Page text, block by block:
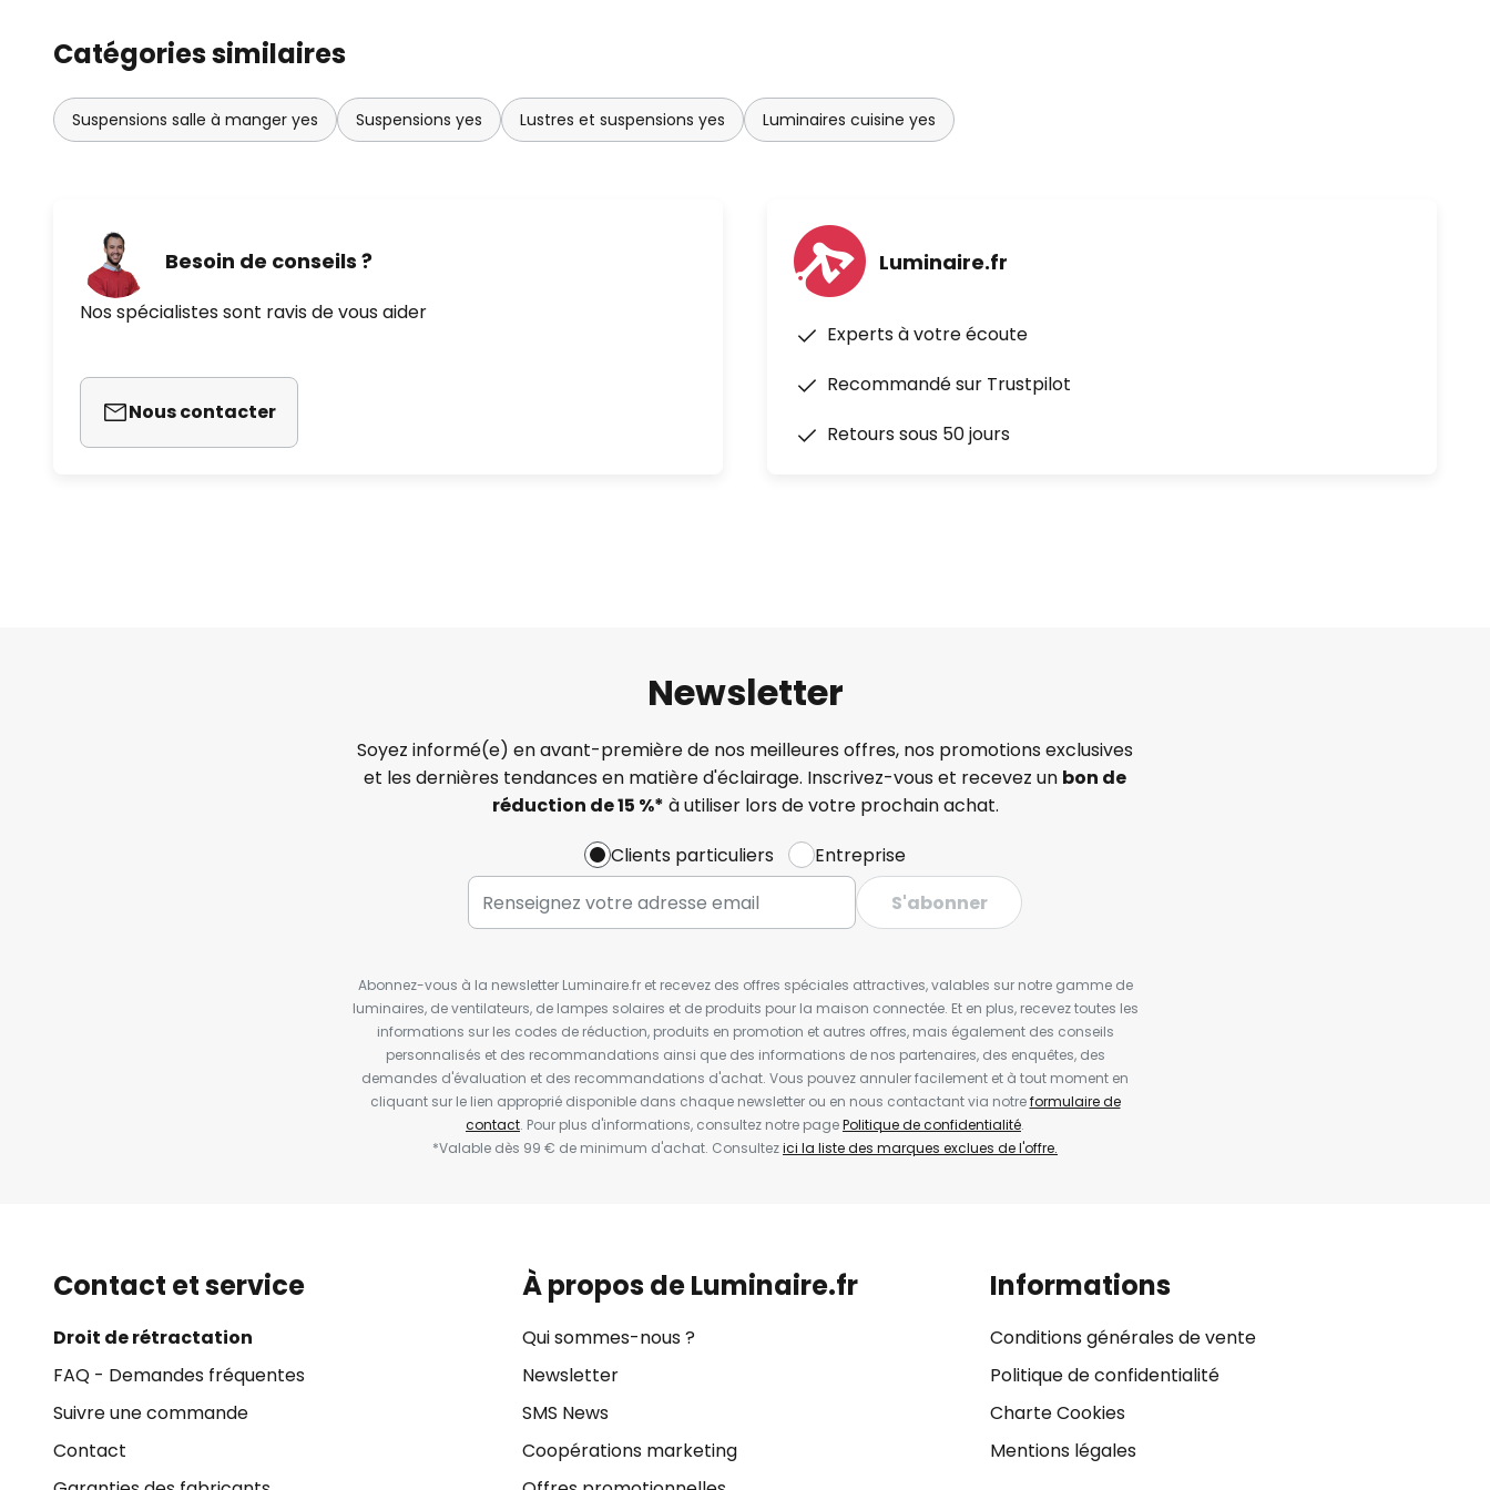
Catégories similaires
Suspensions salle à manger yes Suspensions yes Lustres et suspensions yes Luminaires cuisine yes
Besoin de conseils ?
Nos spécialistes sont ravis de vous aider
Nous contacter
Luminaire.fr
Experts à votre écoute
Recommandé sur Trustpilot
Retours sous 50 jours
Newsletter
Soyez informé(e) en avant-première de nos meilleures offres, nos promotions exclusives
et les dernières tendances en matière d'éclairage. Inscrivez-vous et recevez un bon de
réduction de 15 %* à utiliser lors de votre prochain achat.
Clients particuliers
Entreprise
S'abonner
Abonnez-vous à la newsletter Luminaire.fr et recevez des offres spéciales attractives, valables sur notre gamme de
luminaires, de ventilateurs, de lampes solaires et de produits pour la maison connectée. Et en plus, recevez toutes les
informations sur les codes de réduction, produits en promotion et autres offres, mais également des conseils
personnalisés et des recommandations ainsi que des informations de nos partenaires, des enquêtes, des
demandes d'évaluation et des recommandations d'achat. Vous pouvez annuler facilement et à tout moment en
cliquant sur le lien approprié disponible dans chaque newsletter ou en nous contactant via notreformulaire de
contact. Pour plus d'informations, consultez notre pagePolitique de confidentialité.
*Valable dès 99 € de minimum d'achat. Consultezici la liste des marques exclues de l'offre.
Contact et service
Droit de rétractation
FAQ - Demandes fréquentes
Suivre une commande
Contact
À propos de Luminaire.fr
Qui sommes-nous ?
Newsletter
SMS News
Coopérations marketing
Informations
Conditions générales de vente
Politique de confidentialité
Charte Cookies
Mentions légales